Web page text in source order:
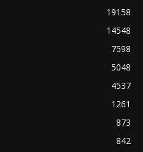
19158
14548
7598
5048
4537
1261
873
842